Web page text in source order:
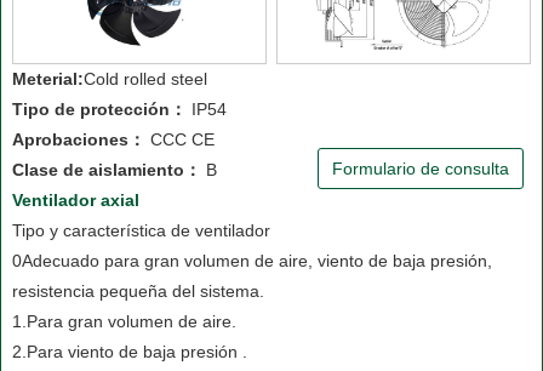
Formulario de consulta
Meterial:Cold rolled steel
Tipo de protección：
IP54
Aprobaciones： CCC CE
Clase de aislamiento：
B
Ventilador axial
Tipo y característica de ventilador
0Adecuado para gran volumen de aire, viento de baja presión,
resistencia pequeña del sistema.
1.Para gran volumen de aire.
2.Para viento de baja presión .